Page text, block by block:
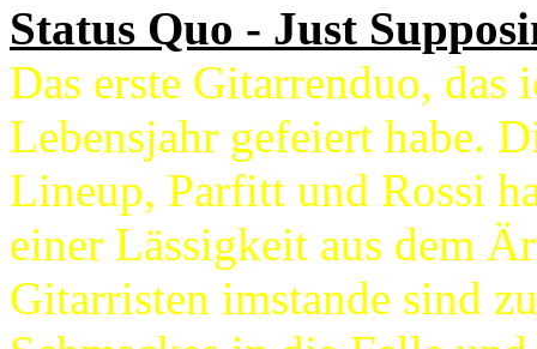
Status Quo - Just
Das erste Gitarrenduo, das
Lebensjahr gefeiert habe.
Lineup, Parfitt und Rossi
einer Lässigkeit aus dem
Gitarristen imstande sind